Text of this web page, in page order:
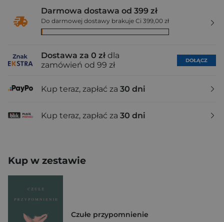
Darmowa dostawa od 399 zł
Do darmowej dostawy brakuje Ci 399,00 zł
Dostawa za 0 zł dla
zamówień od 99 zł
DOŁĄCZ
Kup teraz, zapłać za 30 dni
Kup teraz, zapłać za 30 dni
Kup w zestawie
Czułe przypomnienie